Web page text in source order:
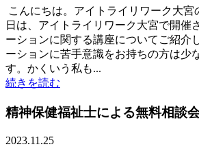
こんにちは。アイトライリワーク大宮
日は、アイトライリワーク大宮で開催
ーションに関する講座についてご紹介
ーションに苦手意識をお持ちの方は少
す。かくいう私も...
続きを読む
精神保健福祉士による無料相談
2023.11.25